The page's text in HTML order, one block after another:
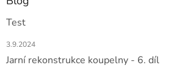
Test
3.9.2024
Jarní rekonstrukce koupelny - 6. díl